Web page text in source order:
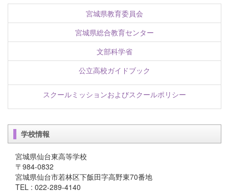
宮城県教育委員会
宮城県総合教育センター
文部科学省
公立高校ガイドブック
スクールミッションおよびスクールポリシー
学校情報
宮城県仙台東高等学校
〒984-0832
宮城県仙台市若林区下飯田字高野東70番地
TEL : 022-289-4140